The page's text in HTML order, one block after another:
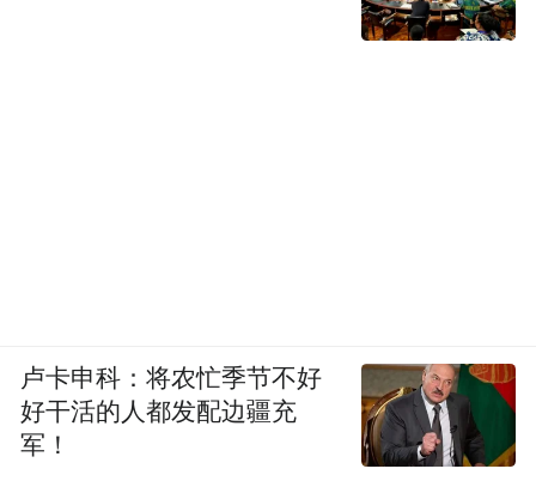
卢卡申科：将农忙季节不好
好干活的人都发配边疆充
军！